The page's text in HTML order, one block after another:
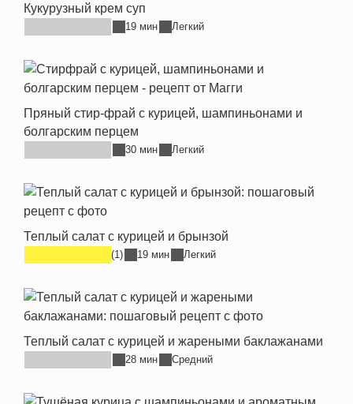
Кукурузный крем суп
19 мин Легкий
Пряный стир-фрай с курицей, шампиньонами и
болгарским перцем
30 мин Легкий
Теплый салат с курицей и брынзой
(1) 19 мин Легкий
Теплый салат с курицей и жареными баклажанами
28 мин Средний